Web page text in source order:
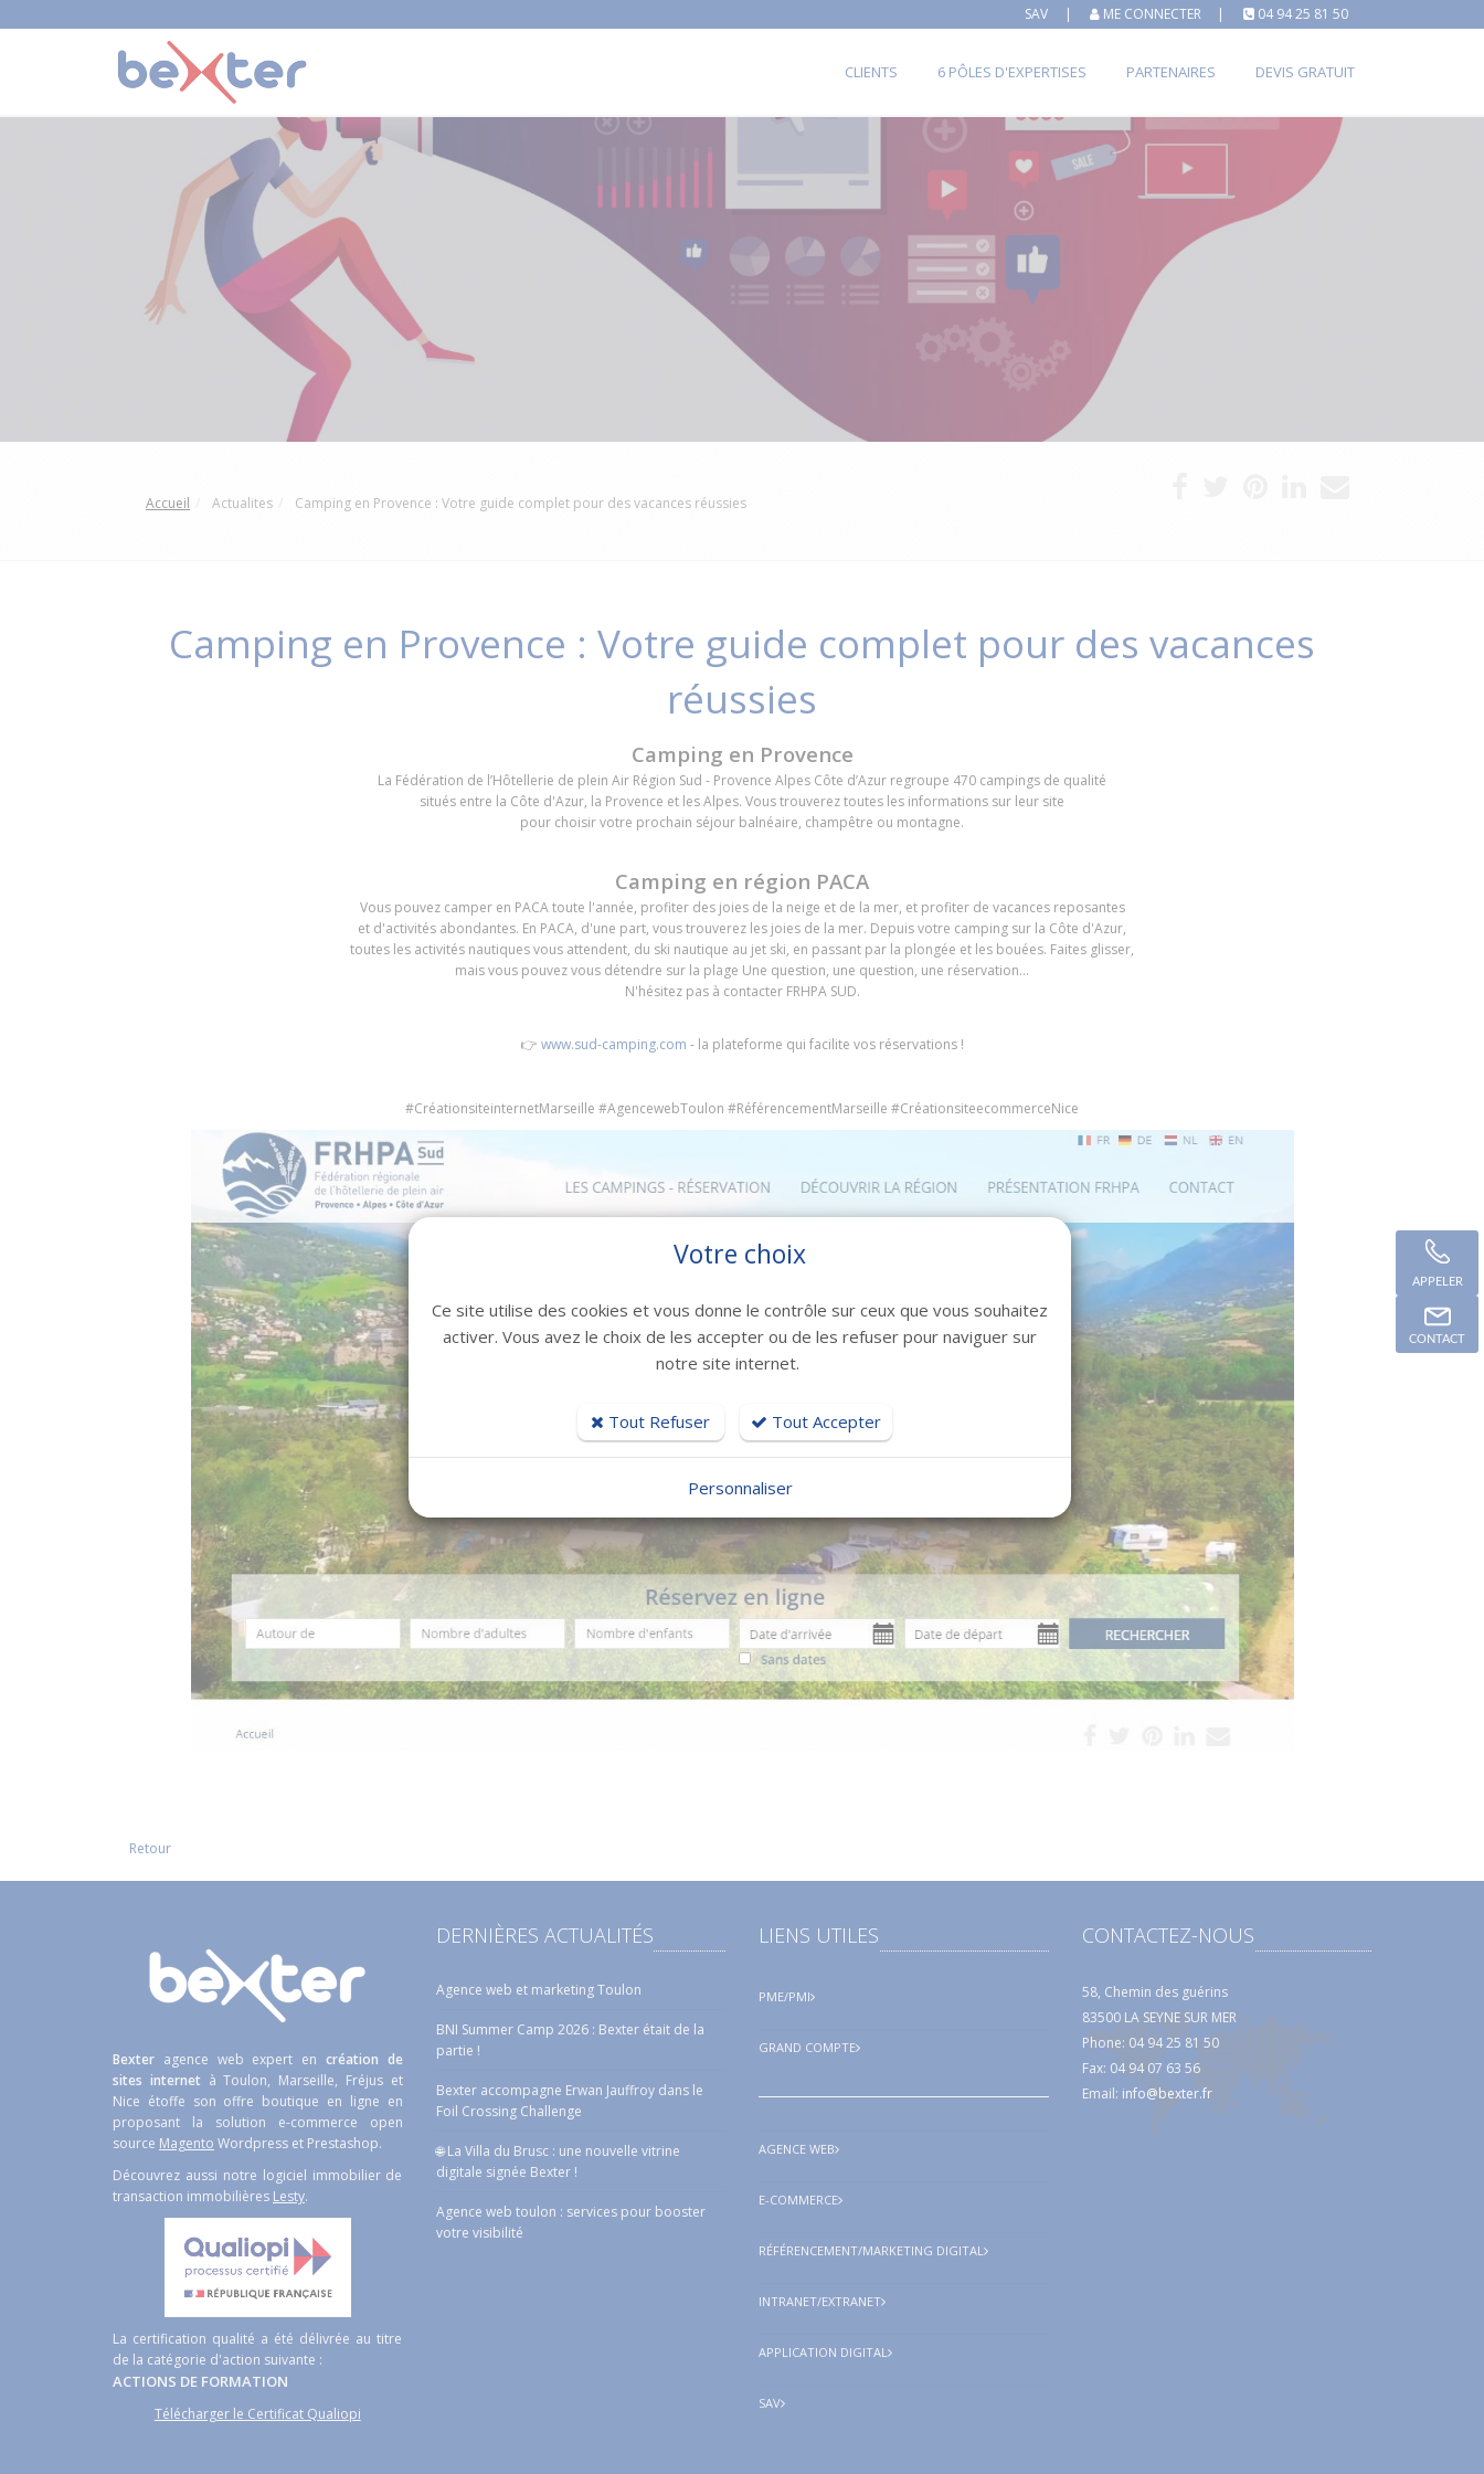
SAV | ME CONNECTER | 04 94 25 81 50
CLIENTS 6 PÔLES D'EXPERTISES PARTENAIRES DEVIS GRATUIT
Accueil Actualites Camping en Provence : Votre guide complet pour des vacances réussies
Camping en Provence : Votre guide complet pour des vacances
réussies
Camping en Provence
La Fédération de l’Hôtellerie de plein Air Région Sud - Provence Alpes Côte d’Azur regroupe 470 campings de qualité
situés entre la Côte d'Azur, la Provence et les Alpes. Vous trouverez toutes les informations sur leur site
pour choisir votre prochain séjour balnéaire, champêtre ou montagne.
Camping en région PACA
Vous pouvez camper en PACA toute l'année, profiter des joies de la neige et de la mer, et profiter de vacances reposantes
et d'activités abondantes. En PACA, d'une part, vous trouverez les joies de la mer. Depuis votre camping sur la Côte d'Azur,
toutes les activités nautiques vous attendent, du ski nautique au jet ski, en passant par la plongée et les bouées. Faites glisser,
mais vous pouvez vous détendre sur la plage Une question, une question, une réservation…
N'hésitez pas à contacter FRHPA SUD.
👉 www.sud-camping.com - la plateforme qui facilite vos réservations !
#CréationsiteinternetMarseille #AgencewebToulon #RéférencementMarseille #CréationsiteecommerceNice
Retour
Bexter agence web expert en création de
sites internet à Toulon, Marseille, Fréjus et
Nice étoffe son offre boutique en ligne en
proposant la solution e-commerce open
source Magento Wordpress et Prestashop.
Découvrez aussi notre logiciel immobilier de
transaction immobilières Lesty.
La certification qualité a été délivrée au titre
de la catégorie d'action suivante :
ACTIONS DE FORMATION
Télécharger le Certificat Qualiopi
DERNIÈRES ACTUALITÉS
Agence web et marketing Toulon
BNI Summer Camp 2026 : Bexter était de la
partie !
Bexter accompagne Erwan Jauffroy dans le
Foil Crossing Challenge
🌐 La Villa du Brusc : une nouvelle vitrine
digitale signée Bexter !
Agence web toulon : services pour booster
votre visibilité
LIENS UTILES
PME/PMI
GRAND COMPTE
AGENCE WEB
E-COMMERCE
RÉFÉRENCEMENT/MARKETING DIGITAL
INTRANET/EXTRANET
APPLICATION DIGITAL
SAV
APPELER
CONTACT
CONTACTEZ-NOUS
58, Chemin des guérins
83500 LA SEYNE SUR MER
Phone: 04 94 25 81 50
Fax: 04 94 07 63 56
Email: info@bexter.fr
Votre choix
Ce site utilise des cookies et vous donne le contrôle sur ceux que vous souhaitez
activer. Vous avez le choix de les accepter ou de les refuser pour naviguer sur
notre site internet.
Tout Refuser Tout Accepter
Personnaliser